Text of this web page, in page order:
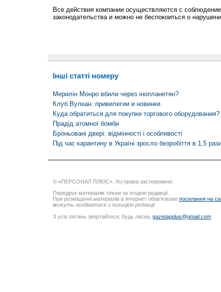
Все действия компании осуществляются с
законодательства и можно не беспокоиться о
Інші статті номеру
Мерилін Монро вбили через інопланетян?
Клуб Вулкан: привилегии и новинки
Куда обратиться для покупки торгового оборудования?
Прадід атомної бомби
Броньовані двері: відмінності і особливості
Під час карантину в Україні зросло безробіття в 1,5
© «ПЕРСОНАЛ ПЛЮС». Усі права застережено.
Передрук матеріалів тільки за згодою редакції.
При розміщенні матеріалів в Інтернет обов’язкове посилання на
можуть незбігатися з позицією редакції
З усіх питань звертайтеся, будь ласка, gazetapplus@gmail.com